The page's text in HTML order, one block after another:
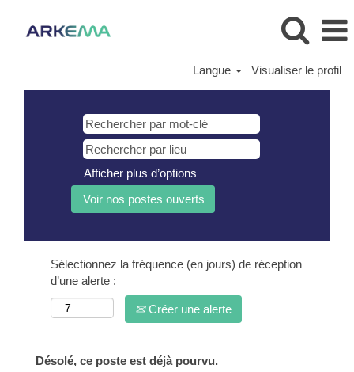
Langue Visualiser le profil
Afficher plus d’options
Sélectionnez la fréquence (en jours) de réception
d’une alerte :
Créer une alerte
Désolé, ce poste est déjà pourvu.